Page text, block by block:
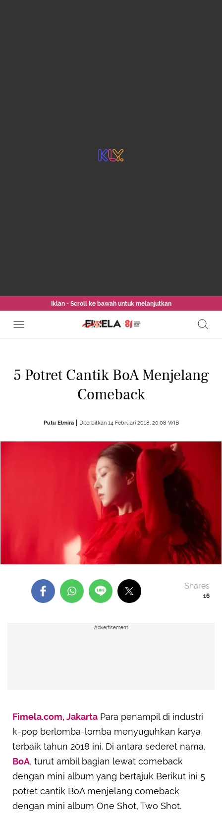
Iklan - Scroll ke bawah untuk melanjutkan
5 Potret Cantik BoA Menjelang
Comeback
Putu Elmira Diterbitkan 14 Februari 2018, 20:08 WIB
16
Shares
Advertisement
Fimela.com, Jakarta Para penampil di industri
k-pop berlomba-lomba menyuguhkan karya
terbaik tahun 2018 ini. Di antara sederet nama,
BoA, turut ambil bagian lewat comeback
dengan mini album yang bertajuk Berikut ini 5
potret cantik BoA menjelang comeback
dengan mini album One Shot, Two Shot.